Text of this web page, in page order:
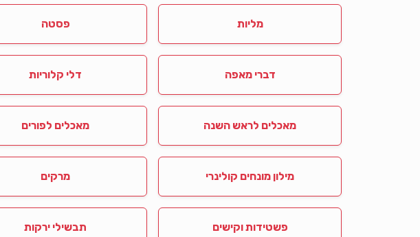
מליות פסטה
דברי מאפה דלי קלוריות
מאכלים לראש השנה מאכלים לפורים
מילון מונחים קולינרי מרקים
פשטידות וקישים תבשילי ירקות